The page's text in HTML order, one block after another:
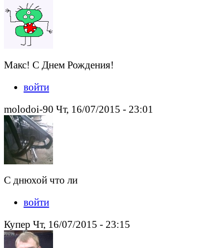
Макс! С Днем Рождения!
войти
molodoi-90 Чт, 16/07/2015 - 23:01
С днюхой что ли
войти
Купер Чт, 16/07/2015 - 23:15